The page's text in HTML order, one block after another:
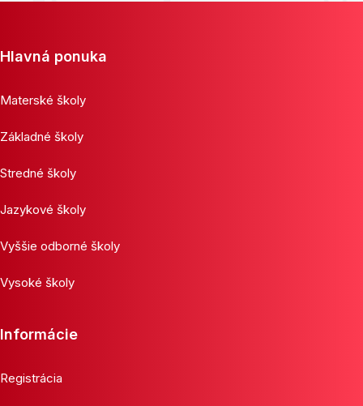
Hlavná ponuka
Materské školy
Základné školy
Stredné školy
Jazykové školy
Vyššie odborné školy
Vysoké školy
Informácie
Registrácia